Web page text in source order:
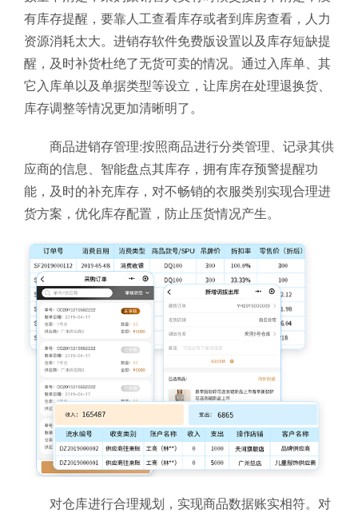
有库存提醒，要靠人工查看库存或者到库房查看，人力
资源消耗太大。进销存软件免费版设置以及库存短缺提
醒，及时补货杜绝了无货可卖的情况。通过入库单、其
它入库单以及单据类型等设立，让库房在处理退换货、
库存调整等情况更加清晰明了。
商品进销存管理:按照商品进行分类管理、记录其供
应商的信息、智能盘点其库存，拥有库存预警提醒功
能，及时的补充库存，对不畅销的衣服类别实现合理进
货方案，优化库存配置，防止压货情况产生。
对仓库进行合理规划，实现商品数据账实相符。对